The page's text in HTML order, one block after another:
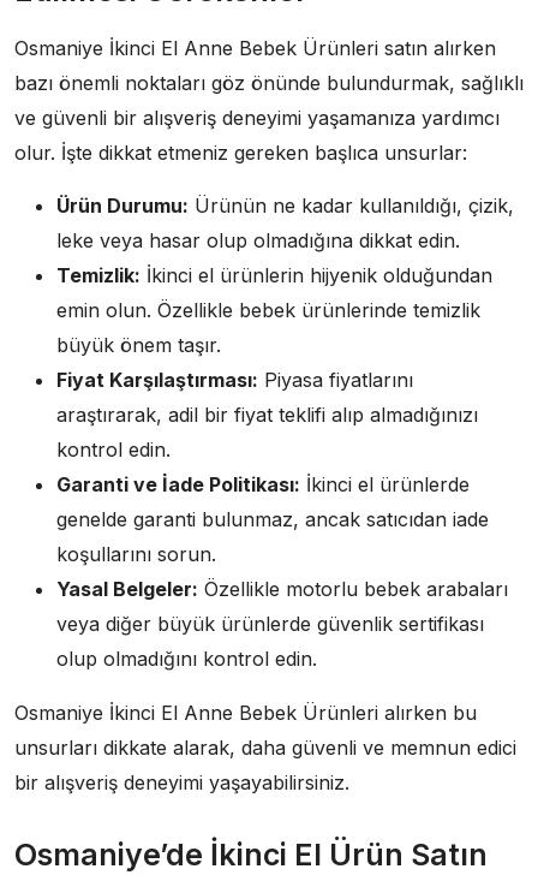
Osmaniye İkinci El Anne Bebek Ürünleri satın alırken
bazı önemli noktaları göz önünde bulundurmak, sağlıklı
ve güvenli bir alışveriş deneyimi yaşamanıza yardımcı
olur. İşte dikkat etmeniz gereken başlıca unsurlar:
Ürün Durumu: Ürünün ne kadar kullanıldığı, çizik,
leke veya hasar olup olmadığına dikkat edin.
Temizlik: İkinci el ürünlerin hijyenik olduğundan
emin olun. Özellikle bebek ürünlerinde temizlik
büyük önem taşır.
Fiyat Karşılaştırması: Piyasa fiyatlarını
araştırarak, adil bir fiyat teklifi alıp almadığınızı
kontrol edin.
Garanti ve İade Politikası: İkinci el ürünlerde
genelde garanti bulunmaz, ancak satıcıdan iade
koşullarını sorun.
Yasal Belgeler: Özellikle motorlu bebek arabaları
veya diğer büyük ürünlerde güvenlik sertifikası
olup olmadığını kontrol edin.
Osmaniye İkinci El Anne Bebek Ürünleri alırken bu
unsurları dikkate alarak, daha güvenli ve memnun edici
bir alışveriş deneyimi yaşayabilirsiniz.
Osmaniye’de İkinci El Ürün Satın